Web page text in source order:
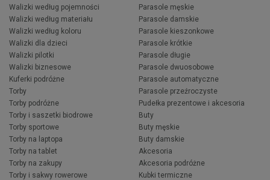
Walizki według pojemności
Walizki według materiału
Walizki według koloru
Walizki dla dzieci
Walizki pilotki
Walizki biznesowe
Kuferki podróżne
Torby
Torby podróżne
Torby i saszetki biodrowe
Torby sportowe
Torby na laptopa
Torby na tablet
Torby na zakupy
Torby i sakwy rowerowe
Parasole męskie
Parasole damskie
Parasole kieszonkowe
Parasole krótkie
Parasole długie
Parasole dwuosobowe
Parasole automatyczne
Parasole przeźroczyste
Pudełka prezentowe i akcesoria
Buty
Buty męskie
Buty damskie
Akcesoria
Akcesoria podróżne
Kubki termiczne